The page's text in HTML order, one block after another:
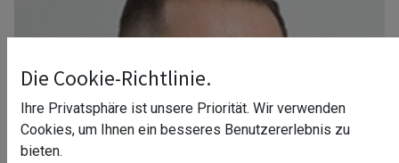
Die Cookie-Richtlinie.
Ihre Privatsphäre ist unsere Priorität. Wir verwenden
Cookies, um Ihnen ein besseres Benutzererlebnis zu
bieten.